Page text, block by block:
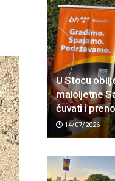
U Stocu
maloljetne
čuvati i
14/07/2026